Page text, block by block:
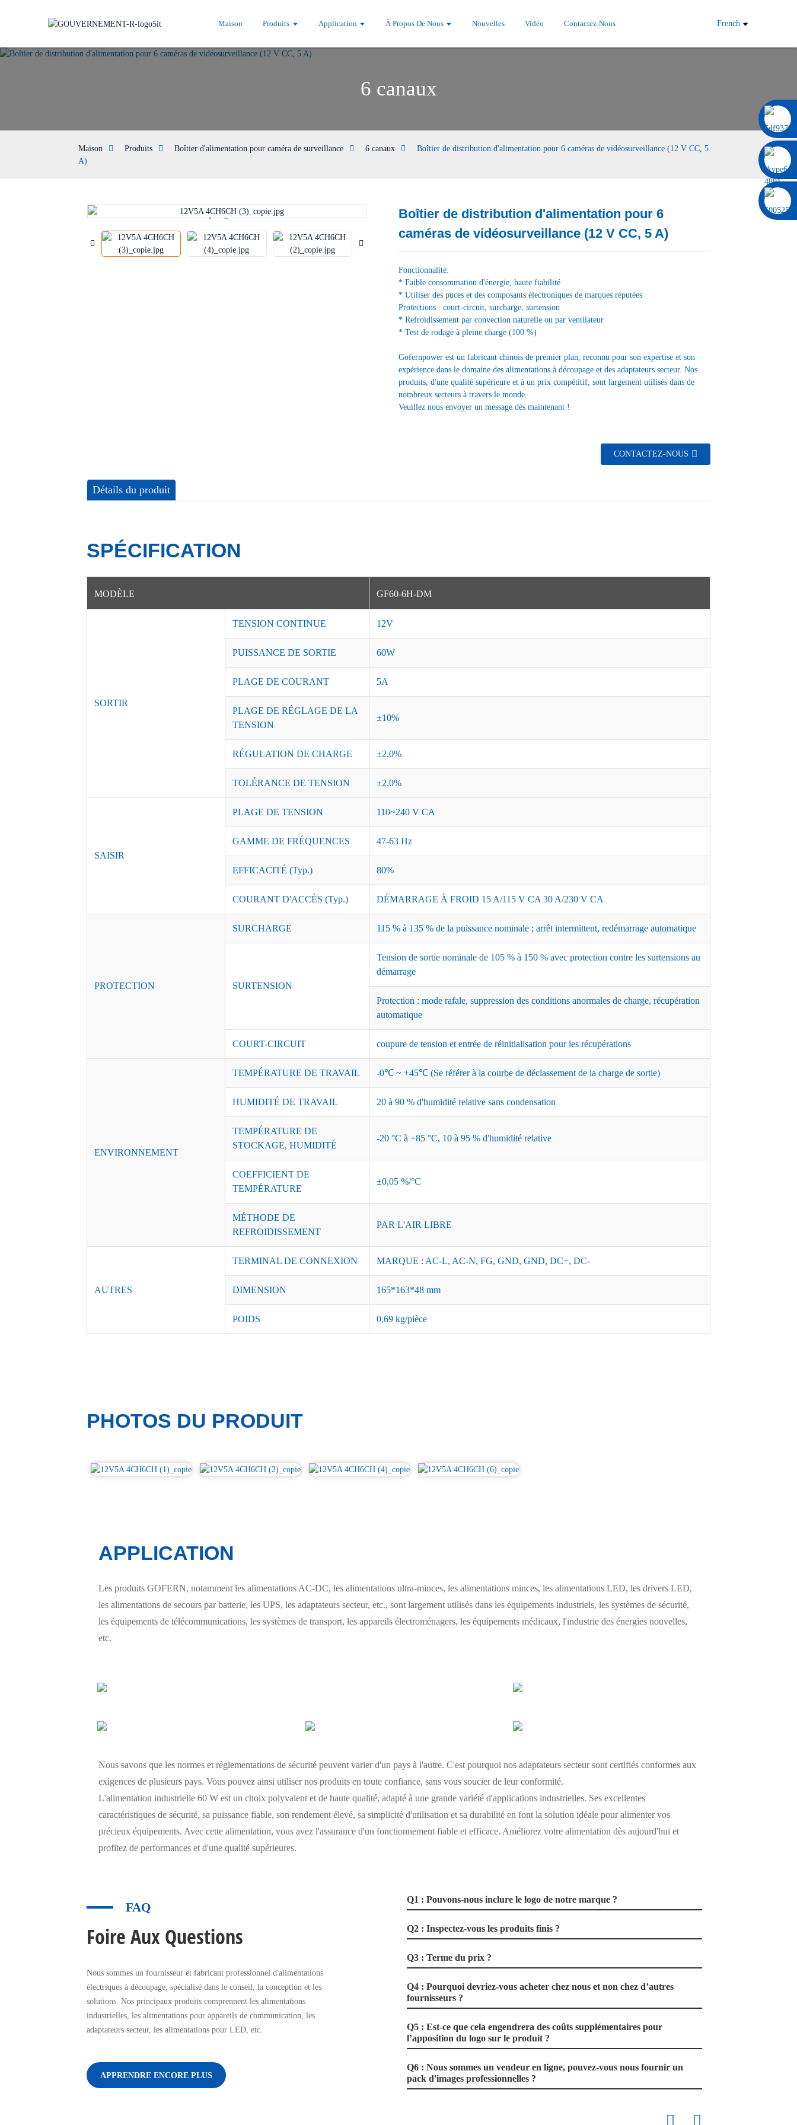
Maison Produits Application À Propos De Nous Nouvelles Vidéo Contactez-Nous French
6 canaux
Maison Produits Boîtier d'alimentation pour caméra de surveillance 6 canaux
Boîtier de distribution d'alimentation pour 6 caméras de vidéosurveillance (12 V CC, 5
A)
Loading...
Loading... Loading...
Loading...
Boîtier de distribution d'alimentation pour 6
caméras de vidéosurveillance (12 V CC, 5 A)
Fonctionnalité:
* Faible consommation d'énergie, haute fiabilité
* Utiliser des puces et des composants électroniques de marques réputées
Protections : court-circuit, surcharge, surtension
* Refroidissement par convection naturelle ou par ventilateur
* Test de rodage à pleine charge (100 %)
Gofernpower est un fabricant chinois de premier plan, reconnu pour son expertise et son
expérience dans le domaine des alimentations à découpage et des adaptateurs secteur. Nos
produits, d'une qualité supérieure et à un prix compétitif, sont largement utilisés dans de
nombreux secteurs à travers le monde.
Veuillez nous envoyer un message dès maintenant !
CONTACTEZ-NOUS
Détails du produit
SPÉCIFICATION
MODÈLE GF60-6H-DM
SORTIR
TENSION CONTINUE 12V
PUISSANCE DE SORTIE 60W
PLAGE DE COURANT 5A
PLAGE DE RÉGLAGE DE LA
TENSION
±10%
RÉGULATION DE CHARGE ±2,0%
TOLÉRANCE DE TENSION ±2,0%
SAISIR
PLAGE DE TENSION 110~240 V CA
GAMME DE FRÉQUENCES 47-63 Hz
EFFICACITÉ (Typ.) 80%
COURANT D'ACCÈS (Typ.) DÉMARRAGE À FROID 15 A/115 V CA 30 A/230 V CA
PROTECTION
SURCHARGE 115 % à 135 % de la puissance nominale ; arrêt intermittent, redémarrage automatique
SURTENSION
Tension de sortie nominale de 105 % à 150 % avec protection contre les surtensions au
démarrage
Protection : mode rafale, suppression des conditions anormales de charge, récupération
automatique
COURT-CIRCUIT coupure de tension et entrée de réinitialisation pour les récupérations
ENVIRONNEMENT
TEMPÉRATURE DE TRAVAIL -0℃ ~ +45℃ (Se référer à la courbe de déclassement de la charge de sortie)
HUMIDITÉ DE TRAVAIL 20 à 90 % d'humidité relative sans condensation
TEMPÉRATURE DE
STOCKAGE, HUMIDITÉ
-20 °C à +85 °C, 10 à 95 % d'humidité relative
COEFFICIENT DE
TEMPÉRATURE
±0,05 %/°C
MÉTHODE DE
REFROIDISSEMENT
PAR L'AIR LIBRE
AUTRES
TERMINAL DE CONNEXION MARQUE : AC-L, AC-N, FG, GND, GND, DC+, DC-
DIMENSION 165*163*48 mm
POIDS 0,69 kg/pièce
PHOTOS DU PRODUIT
APPLICATION
Les produits GOFERN, notamment les alimentations AC-DC, les alimentations ultra-minces, les alimentations minces, les alimentations LED, les drivers LED,
les alimentations de secours par batterie, les UPS, les adaptateurs secteur, etc., sont largement utilisés dans les équipements industriels, les systèmes de sécurité,
les équipements de télécommunications, les systèmes de transport, les appareils électroménagers, les équipements médicaux, l'industrie des énergies nouvelles,
etc.
Nous savons que les normes et réglementations de sécurité peuvent varier d'un pays à l'autre. C'est pourquoi nos adaptateurs secteur sont certifiés conformes aux
exigences de plusieurs pays. Vous pouvez ainsi utiliser nos produits en toute confiance, sans vous soucier de leur conformité.
L'alimentation industrielle 60 W est un choix polyvalent et de haute qualité, adapté à une grande variété d'applications industrielles. Ses excellentes
caractéristiques de sécurité, sa puissance fiable, son rendement élevé, sa simplicité d'utilisation et sa durabilité en font la solution idéale pour alimenter vos
précieux équipements. Avec cette alimentation, vous avez l'assurance d'un fonctionnement fiable et efficace. Améliorez votre alimentation dès aujourd'hui et
profitez de performances et d'une qualité supérieures.
FAQ
Foire Aux Questions
Nous sommes un fournisseur et fabricant professionnel d'alimentations
électriques à découpage, spécialisé dans le conseil, la conception et les
solutions. Nos principaux produits comprennent les alimentations
industrielles, les alimentations pour appareils de communication, les
adaptateurs secteur, les alimentations pour LED, etc.
APPRENDRE ENCORE PLUS
Q1 : Pouvons-nous inclure le logo de notre marque ?
Q2 : Inspectez-vous les produits finis ?
Q3 : Terme du prix ?
Q4 : Pourquoi devriez-vous acheter chez nous et non chez d’autres
fournisseurs ?
Q5 : Est-ce que cela engendrera des coûts supplémentaires pour
l’apposition du logo sur le produit ?
Q6 : Nous sommes un vendeur en ligne, pouvez-vous nous fournir un
pack d'images professionnelles ?